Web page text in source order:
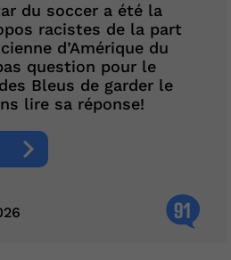
du soccer a été la
racistes de la part
d’Amérique du
question pour le
Bleus de garder le
lire sa réponse!
91